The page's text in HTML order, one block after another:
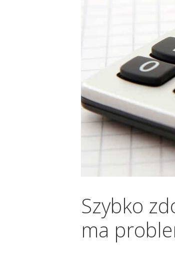
Szybko
ma